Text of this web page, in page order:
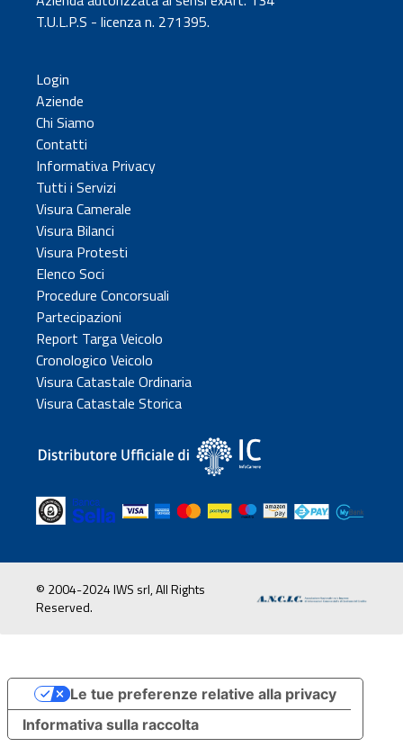
T.U.L.P.S - licenza n. 271395.
Login
Aziende
Chi Siamo
Contatti
Informativa Privacy
Tutti i Servizi
Visura Camerale
Visura Bilanci
Visura Protesti
Elenco Soci
Procedure Concorsuali
Partecipazioni
Report Targa Veicolo
Cronologico Veicolo
Visura Catastale Ordinaria
Visura Catastale Storica
© 2004-2024 IWS srl, All Rights
Reserved.
Informativa sulla raccolta
Le tue preferenze relative alla privacy